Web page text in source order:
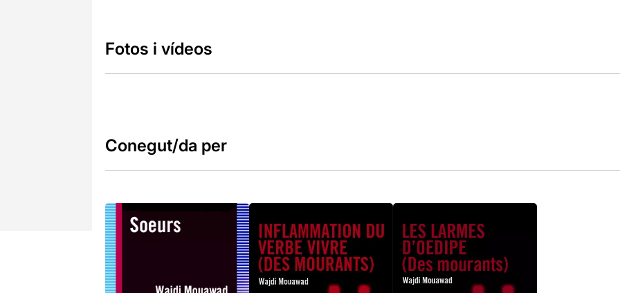
Fotos i vídeos
Conegut/da per